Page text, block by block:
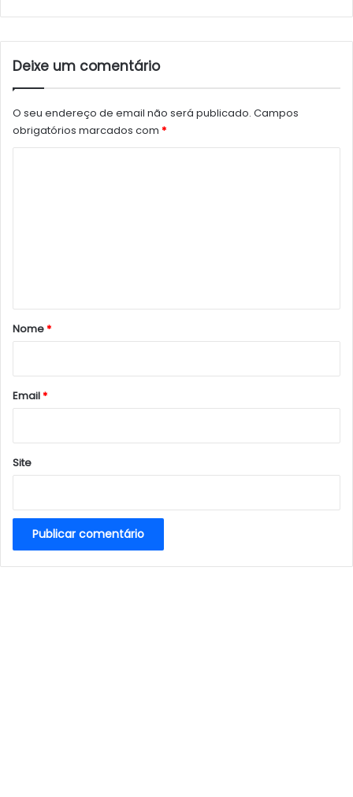
Deixe um comentário
O seu endereço de email não será publicado. Campos
obrigatórios marcados com *
r
*
Nome*
Email*
Site